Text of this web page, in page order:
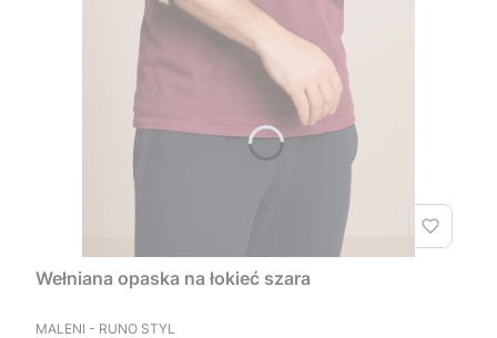
Wełniana opaska na łokieć szara
PRODUCENT
MALENI - RUNO STYL